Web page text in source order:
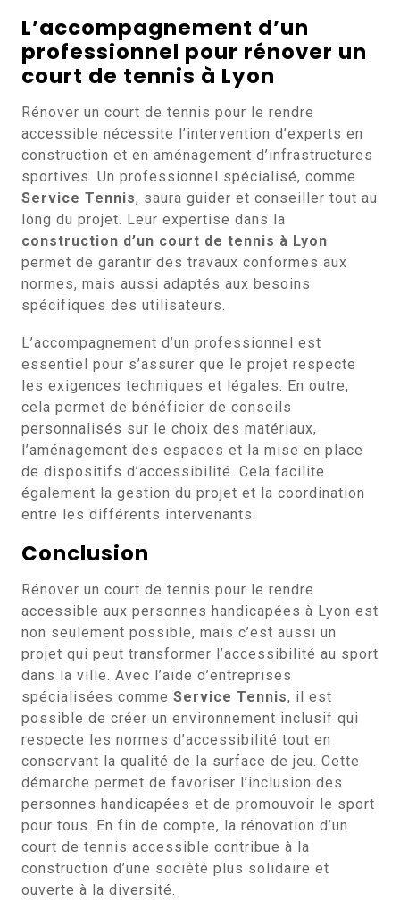
L’accompagnement d’un
professionnel pour rénover un
court de tennis à Lyon
Rénover un court de tennis pour le rendre
accessible nécessite l’intervention d’experts en
construction et en aménagement d’infrastructures
sportives. Un professionnel spécialisé, comme
Service Tennis, saura guider et conseiller tout au
long du projet. Leur expertise dans la
construction d’un court de tennis à Lyon
permet de garantir des travaux conformes aux
normes, mais aussi adaptés aux besoins
spécifiques des utilisateurs.
L’accompagnement d’un professionnel est
essentiel pour s’assurer que le projet respecte
les exigences techniques et légales. En outre,
cela permet de bénéficier de conseils
personnalisés sur le choix des matériaux,
l’aménagement des espaces et la mise en place
de dispositifs d’accessibilité. Cela facilite
également la gestion du projet et la coordination
entre les différents intervenants.
Conclusion
Rénover un court de tennis pour le rendre
accessible aux personnes handicapées à Lyon est
non seulement possible, mais c’est aussi un
projet qui peut transformer l’accessibilité au sport
dans la ville. Avec l’aide d’entreprises
spécialisées comme Service Tennis, il est
possible de créer un environnement inclusif qui
respecte les normes d’accessibilité tout en
conservant la qualité de la surface de jeu. Cette
démarche permet de favoriser l’inclusion des
personnes handicapées et de promouvoir le sport
pour tous. En fin de compte, la rénovation d’un
court de tennis accessible contribue à la
construction d’une société plus solidaire et
ouverte à la diversité.